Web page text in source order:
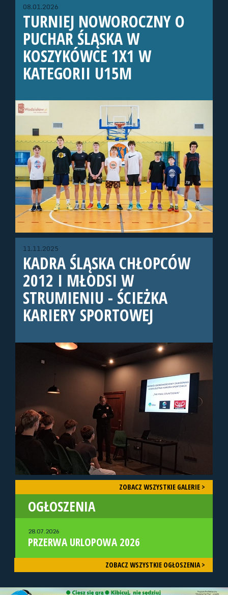
08.01.2026
TURNIEJ NOWOROCZNY O
PUCHAR ŚLĄSKA W
KOSZYKÓWCE 1X1 W
KATEGORII U15M
11.11.2025
KADRA ŚLĄSKA CHŁOPCÓW
2012 I MŁODSI W
STRUMIENIU - ŚCIEŻKA
KARIERY SPORTOWEJ
ZOBACZ WSZYSTKIE GALERIE >
OGŁOSZENIA
28.07.2026
PRZERWA URLOPOWA 2026
ZOBACZ WSZYSTKIE OGŁOSZENIA >